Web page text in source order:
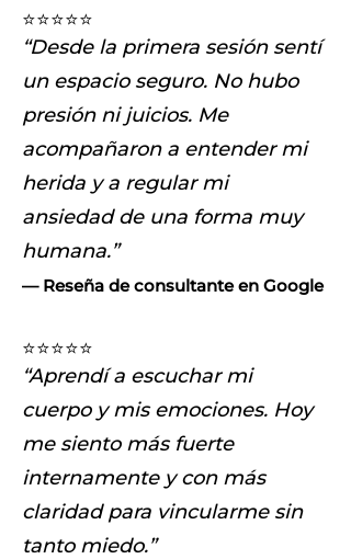
⭐⭐⭐⭐⭐
“Desde la primera sesión sentí
un espacio seguro. No hubo
presión ni juicios. Me
acompañaron a entender mi
herida y a regular mi
ansiedad de una forma muy
humana.”
— Reseña de consultante en Google
⭐⭐⭐⭐⭐
“Aprendí a escuchar mi
cuerpo y mis emociones. Hoy
me siento más fuerte
internamente y con más
claridad para vincularme sin
tanto miedo.”